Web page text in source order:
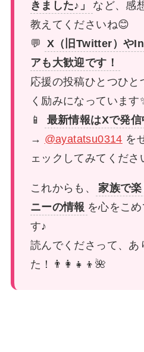
きました♪」
など、感
教えてくださいね😊
💬 X（旧Twitter）や
アも大歓迎です！
応援の投稿ひとつひ
く励みになっています
📱
最新情報はXで発信
→ @ayatatsu0314 を
ェックしてみてくださ
これからも、
家族で
ニーの情報 を心をこ
す♪
読んでくださって、あ
た！👨‍👩‍👧‍👦🌺